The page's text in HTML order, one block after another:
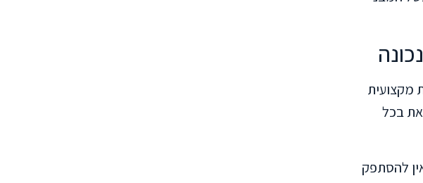
מקצועית
בכל
להסתפק